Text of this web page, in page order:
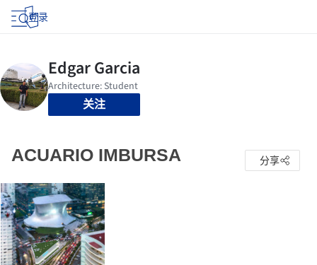
登录
关注
ACUARIO IMBURSA 分享